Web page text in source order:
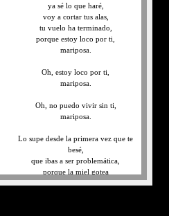
ya sé lo que haré,
voy a cortar tus alas,
tu vuelo ha terminado,
porque estoy loco por ti,
mariposa.
Oh, estoy loco por ti,
mariposa.
Oh, no puedo vivir sin ti,
mariposa.
Lo supe desde la primera vez que te
besé,
que ibas a ser problemática,
porque la miel gotea
de tus dulces labios,